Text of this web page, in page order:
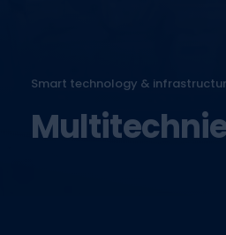
Smart technology &